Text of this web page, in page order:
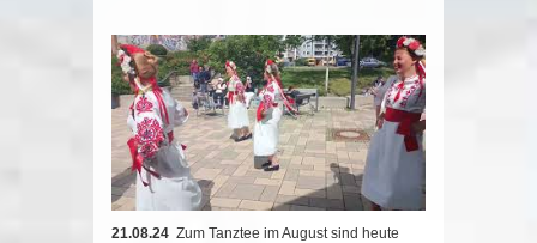
21.08.24 Zum Tanztee im August sind heute